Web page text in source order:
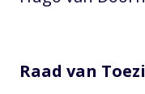
Raad van